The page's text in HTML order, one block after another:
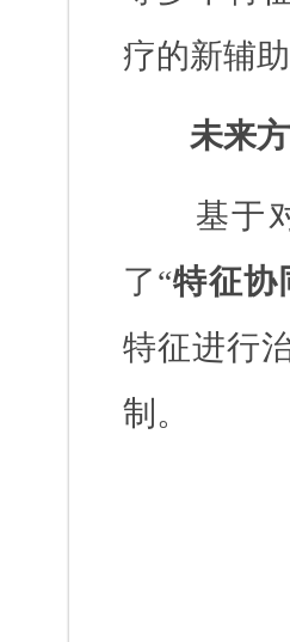
疗的新辅
未来
基于
了“特征协
特征进行
制。